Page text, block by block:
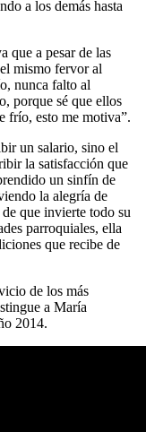
a los demás hasta
que a pesar de las
mismo fervor al
nunca falto al
porque sé que ellos
frío, esto me motiva”.
un salario, sino el
la satisfacción que
un sinfín de
la alegría de
que invierte todo su
parroquiales, ella
que recibe de
de los más
a María
2014.